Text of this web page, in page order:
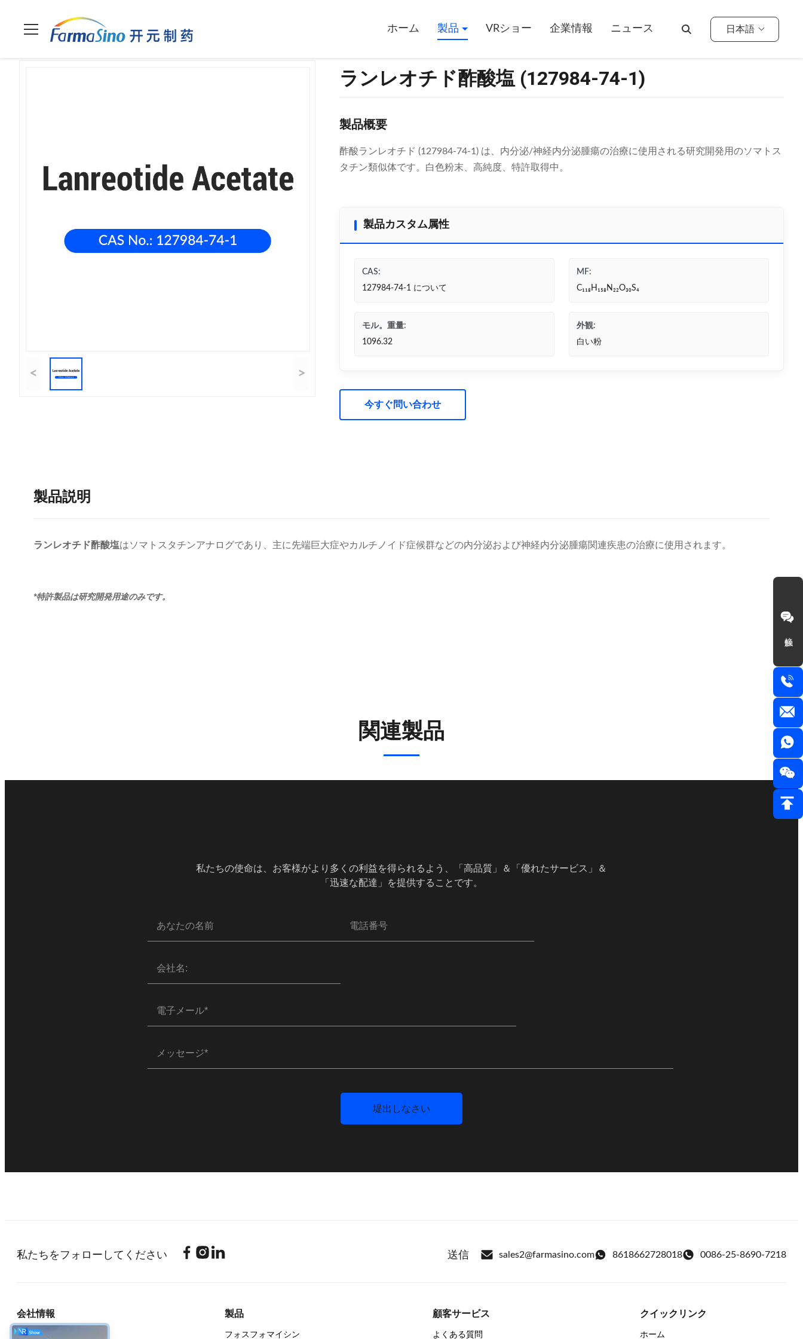
ホーム 製品 VRショー 企業情報 ニュース 日本語
製品 > ペプチド
< >
ランレオチド酢酸塩 (127984-74-1)
製品概要
酢酸ランレオチド (127984-74-1) は、内分泌/神経内分泌腫瘍の治療に使用される研究開発用のソマトス
タチン類似体です。白色粉末、高純度、特許取得中。
製品カスタム属性
CAS:
127984-74-1 について
MF:
C₁₁₈H₁₅₈N₂₂O₃₀S₄
モル。重量:
1096.32
外観:
白い粉
今すぐ問い合わせ
製品説明
ランレオチド酢酸塩はソマトスタチンアナログであり、主に先端巨大症やカルチノイド症候群などの内分泌および神経内分泌腫瘍関連疾患の治療に使用されます。
*特許製品は研究開発用途のみです。
関連製品
私たちの使命は、お客様がより多くの利益を得られるよう、「高品質」＆「優れたサービス」＆
「迅速な配達」を提供することです。
私たちをフォローしてください 送信 sales2@farmasino.com 8618662728018 0086-25-8690-7218
会社情報
企業紹介
製品
フォスフォマイシン
顧客サービス
よくある質問
クイックリンク
ホーム